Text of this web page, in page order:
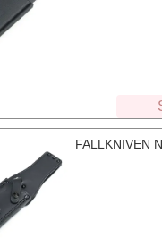
FALLKNIVEN